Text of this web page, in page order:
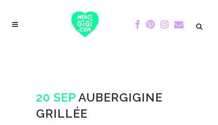
20 SEP AUBERGIGINE
GRILLÉE